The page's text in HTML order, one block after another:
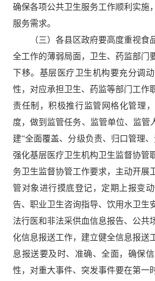
确保各项公共卫生服务工作顺利实施
服务需求。
（三）各县区政府要高度重视食
全工作的薄弱局面，卫生、药监部门
下移。基层医疗卫生机构要充分调
性，对应承担卫生、药监等部门工作
责任制，积极推行监管网格化管理
度，做到监管任务、监管单位、监管
建“全面覆盖、分级负责、归口管理
强化基层医疗卫生机构卫生监督协管
务卫生监督协管工作要求，主动开展
管对象进行摸底登记，定期上报变
告、职业卫生咨询指导、饮用水卫生
法行医和非法采供血信息报告、公共
化信息报送工作，建立健全信息报送
息报送要及时、准确、全面，确保
性，对重大事件、突发事件要在第一